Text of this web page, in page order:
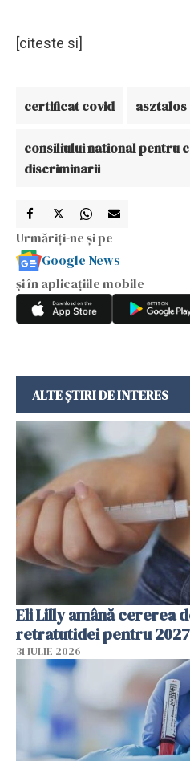
[citeste si]
certificat covid asztalos
consiliului national pentru
discriminarii
Urmăriți-ne și pe
Google News
și în aplicațiile mobile
ALTE ȘTIRI DE INTERES
Eli Lilly amână cererea
retratutidei pentru 2027
31 IULIE 2026